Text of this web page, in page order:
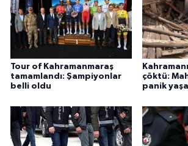
Tour of Kahramanmaraş
tamamlandı: Şampiyonlar
belli oldu
çöktü:
panik